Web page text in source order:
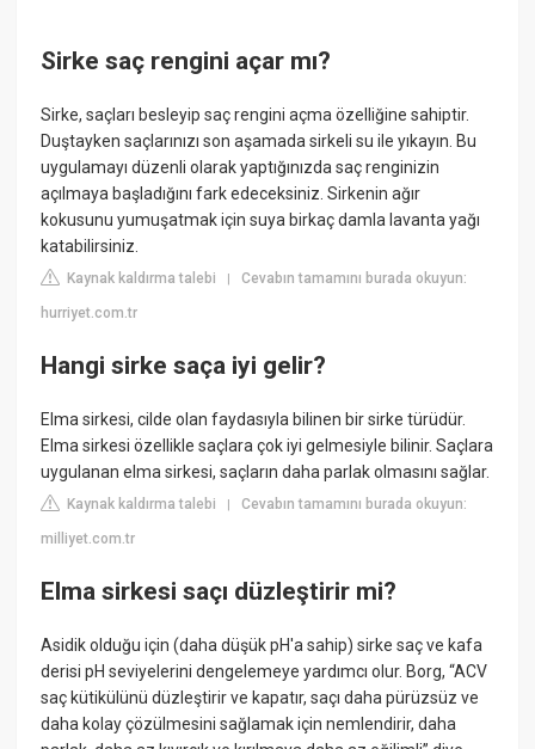
Sirke saç rengini açar mı?
Sirke, saçları besleyip saç rengini açma özelliğine sahiptir.
Duştayken saçlarınızı son aşamada sirkeli su ile yıkayın. Bu
uygulamayı düzenli olarak yaptığınızda saç renginizin
açılmaya başladığını fark edeceksiniz. Sirkenin ağır
kokusunu yumuşatmak için suya birkaç damla lavanta yağı
katabilirsiniz.
Kaynak kaldırma talebi |Cevabın tamamını burada okuyun:
hurriyet.com.tr
Hangi sirke saça iyi gelir?
Elma sirkesi, cilde olan faydasıyla bilinen bir sirke türüdür.
Elma sirkesi özellikle saçlara çok iyi gelmesiyle bilinir. Saçlara
uygulanan elma sirkesi, saçların daha parlak olmasını sağlar.
Kaynak kaldırma talebi |Cevabın tamamını burada okuyun:
milliyet.com.tr
Elma sirkesi saçı düzleştirir mi?
Asidik olduğu için (daha düşük pH'a sahip) sirke saç ve kafa
derisi pH seviyelerini dengelemeye yardımcı olur. Borg, “ACV
saç kütikülünü düzleştirir ve kapatır, saçı daha pürüzsüz ve
daha kolay çözülmesini sağlamak için nemlendirir, daha